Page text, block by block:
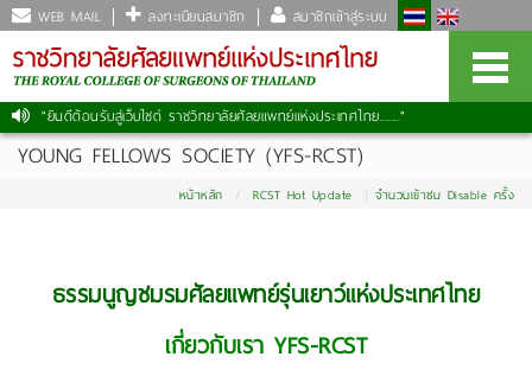
WEB MAIL ลงทะเบียนสมาชิก สมาชิกเข้าสู่ระบบ
"ยินดีต้อนรับสู่เว็บไซต์ ราชวิทยาลัยศัลยแพทย์แห่งประเทศไทย......."
YOUNG FELLOWS SOCIETY (YFS-RCST)
หน้าหลัก RCST Hot Update จำนวนเข้าชม Disable ครั้ง
ธรรมนูญชมรมศัลยแพทย์รุ่นเยาว์แห่งประเทศไทย
เกี่ยวกับเรา YFS-RCST